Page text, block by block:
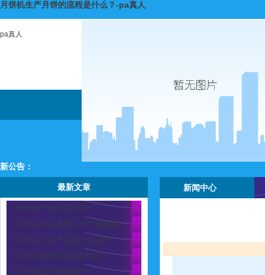
月饼机生产月饼的流程是什么？-pa真人
pa真人
新公告：
最新文章
包子机生产效率高不高？
包子机自动化程度高,生产效率就高
包子机生产的产品有什么好处？
包子机的使用寿命是多久呢？
包子机的生产效率如何？
新闻中心